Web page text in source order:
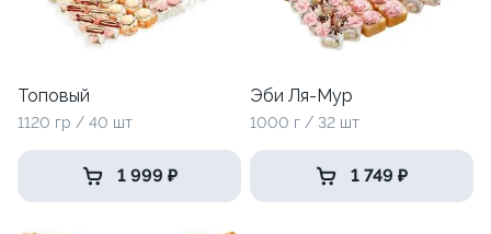
Топовый
1120 гр / 40 шт
1 999 ₽
Эби Ля-Мур
1000 г / 32 шт
1 749 ₽